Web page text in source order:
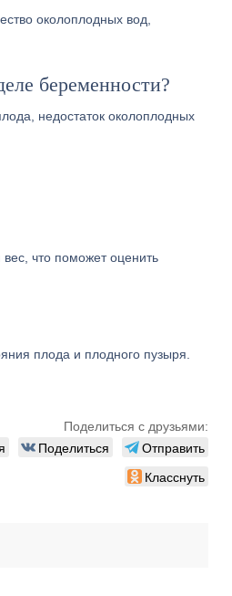
околоплодных вод,
беременности?
недостаток околоплодных
что поможет оценить
плода и плодного пузыря.
Поделиться с друзьями:
Поделиться
Отправить
Класснуть